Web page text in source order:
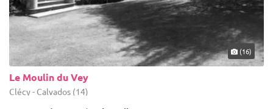
(16)
Le Moulin du Vey
Clécy - Calvados (14)